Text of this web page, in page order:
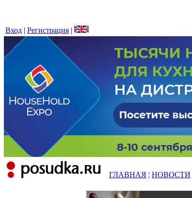
Вход | Регистрация |
ГЛАВНАЯ ¦ НОВОСТИ